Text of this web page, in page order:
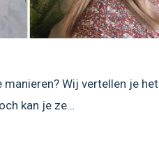
Wij vertellen je het
kan je ze…